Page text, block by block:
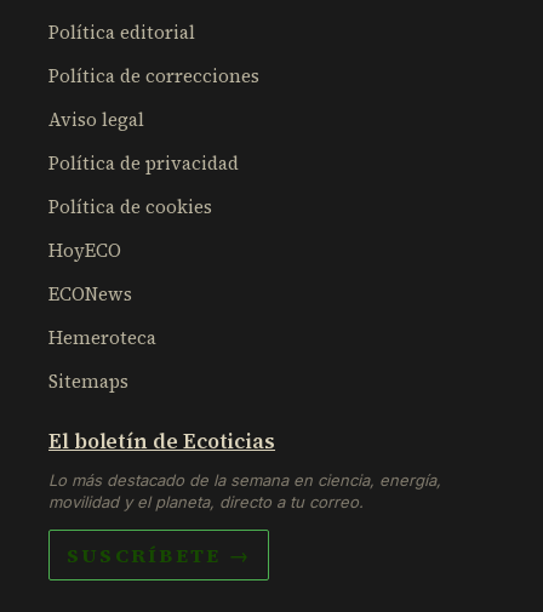
Política editorial
Política de correcciones
Aviso legal
Política de privacidad
Política de cookies
HoyECO
ECONews
Hemeroteca
Sitemaps
El boletín de Ecoticias
Lo más destacado de la semana en ciencia, energía,
movilidad y el planeta, directo a tu correo.
SUSCRÍBETE →